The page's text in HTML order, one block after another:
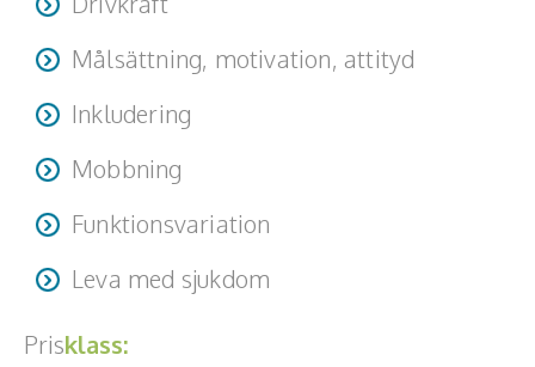
Målsättning, motivation, attityd
Inkludering
Mobbning
Funktionsvariation
Leva med sjukdom
Prisklass: